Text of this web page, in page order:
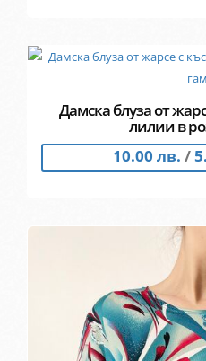
Дамска блуза от
лилии в
10.00 лв. /